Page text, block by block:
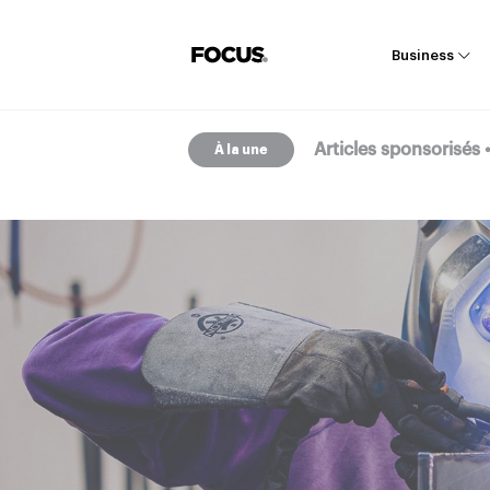
Business
À la une Articles sponsorisés